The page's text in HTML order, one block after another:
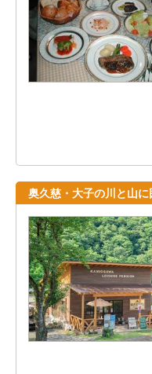
奥久慈・大子の川と山